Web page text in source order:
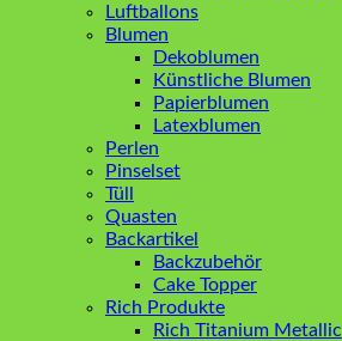
Luftballons
Blumen
Dekoblumen
Künstliche Blumen
Papierblumen
Latexblumen
Perlen
Pinselset
Tüll
Quasten
Backartikel
Backzubehör
Cake Topper
Rich Produkte
Rich Titanium Metallic